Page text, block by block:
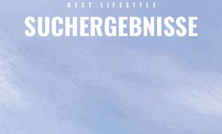
BEST LIFESTYLE
SUCHERGEBNISSE